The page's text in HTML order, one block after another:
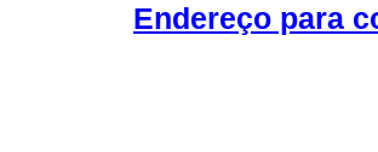
Endereço para